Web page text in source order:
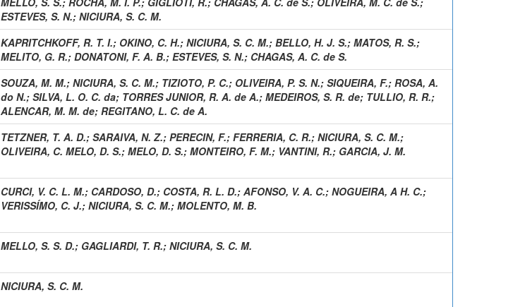
ESTEVES, S. N.; NICIURA, S. C. M.
KAPRITCHKOFF, R. T. I.; OKINO, C. H.; NICIURA, S. C. M.; BELLO, H. J. S.; MATOS, R. S.;
MELITO, G. R.; DONATONI, F. A. B.; ESTEVES, S. N.; CHAGAS, A. C. de S.
SOUZA, M. M.; NICIURA, S. C. M.; TIZIOTO, P. C.; OLIVEIRA, P. S. N.; SIQUEIRA, F.; ROSA, A.
do N.; SILVA, L. O. C. da; TORRES JUNIOR, R. A. de A.; MEDEIROS, S. R. de; TULLIO, R. R.;
ALENCAR, M. M. de; REGITANO, L. C. de A.
TETZNER, T. A. D.; SARAIVA, N. Z.; PERECIN, F.; FERRERIA, C. R.; NICIURA, S. C. M.;
OLIVEIRA, C. MELO, D. S.; MELO, D. S.; MONTEIRO, F. M.; VANTINI, R.; GARCIA, J. M.
CURCI, V. C. L. M.; CARDOSO, D.; COSTA, R. L. D.; AFONSO, V. A. C.; NOGUEIRA, A H. C.;
VERISSÍMO, C. J.; NICIURA, S. C. M.; MOLENTO, M. B.
MELLO, S. S. D.; GAGLIARDI, T. R.; NICIURA, S. C. M.
NICIURA, S. C. M.